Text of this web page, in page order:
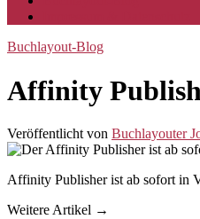
Buchlayout-Blog
Affinity
Veröffentlicht von Buchlayouter
Affinity Publisher ist ab sofort in
Weitere Artikel →